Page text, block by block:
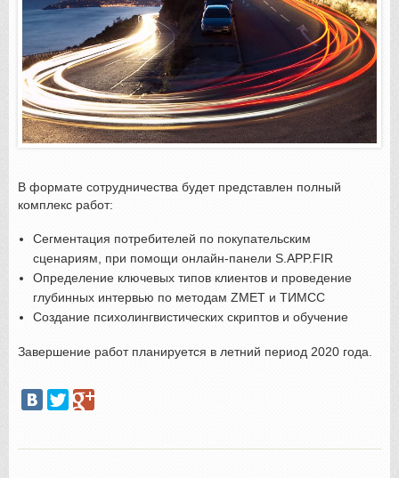
В формате сотрудничества будет представлен полный
комплекс работ:
Сегментация потребителей по покупательским
сценариям, при помощи онлайн-панели S.APP.FIR
Определение ключевых типов клиентов и проведение
глубинных интервью по методам ZMET и ТИМСС
Создание психолингвистических скриптов и обучение
Завершение работ планируется в летний период 2020 года.